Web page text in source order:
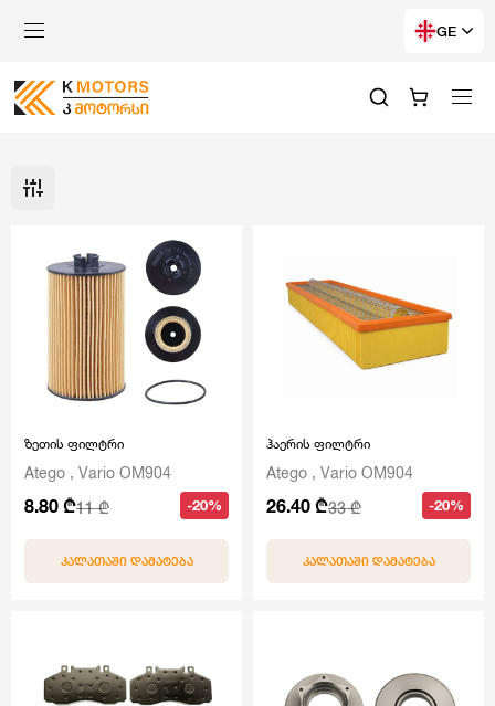
GE
ზეთის ფილტრი
Atego , Vario OM904
8.80 ₾11 ₾ -20%
ᲙᲐᲚᲐᲗᲐᲨᲘ ᲓᲐᲛᲐᲢᲔᲑᲐ
ჰაერის ფილტრი
Atego , Vario OM904
26.40 ₾33 ₾ -20%
ᲙᲐᲚᲐᲗᲐᲨᲘ ᲓᲐᲛᲐᲢᲔᲑᲐ